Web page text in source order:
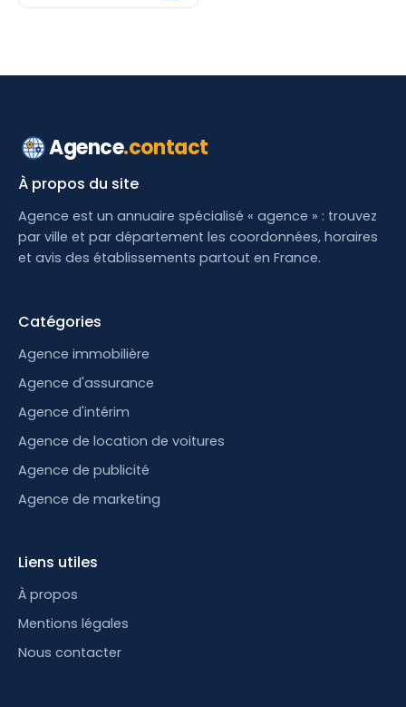
Agence.contact
À propos du site
Agence est un annuaire spécialisé « agence » : trouvez
par ville et par département les coordonnées, horaires
et avis des établissements partout en France.
Catégories
Agence immobilière
Agence d'assurance
Agence d'intérim
Agence de location de voitures
Agence de publicité
Agence de marketing
Liens utiles
À propos
Mentions légales
Nous contacter